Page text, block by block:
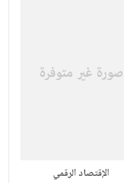
الإقتصاد الرقمي